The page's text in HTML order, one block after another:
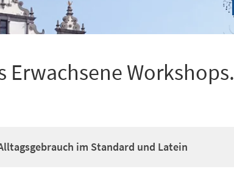
Workshops.
im Standard und Latein